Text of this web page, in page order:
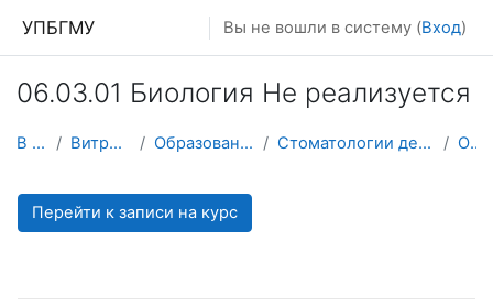
УПБГМУ Вы не вошли в систему (Вход)
06.03.01 Биология Не реализуется
В начало Витрина курсов 3KL Образование 2025-2026 уч.год Стоматологии детского возраста и ортодонтии О курсе
Перейти к записи на курс